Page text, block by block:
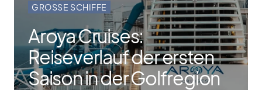
GROSSE SCHIFFE
Aroya Cruises:
Reiseverlauf der ersten
Saison in der Golfregion